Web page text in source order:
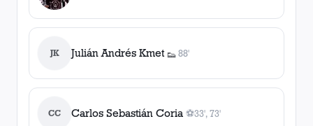
JK Julián Andrés Kmet 👟
1asistencia
88'
CC Carlos Sebastián Coria ⚽
2goles, 33', 73'
33', 73'